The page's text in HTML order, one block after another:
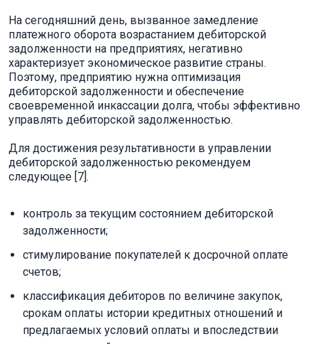
На сегодняшний день, вызванное замедление
платежного оборота возрастанием дебиторской
задолженности на предприятиях, негативно
характеризует экономическое развитие страны.
Поэтому, предприятию нужна оптимизация
дебиторской задолженности и обеспечение
своевременной инкассации долга, чтобы эффективно
управлять дебиторской задолженностью.
Для достижения результативности в управлении
дебиторской задолженностью рекомендуем
следующее [7].
контроль за текущим состоянием дебиторской
задолженности;
стимулирование покупателей к досрочной оплате
счетов;
классификация дебиторов по величине закупок,
срокам оплаты истории кредитных отношений и
предлагаемых условий оплаты и впоследствии